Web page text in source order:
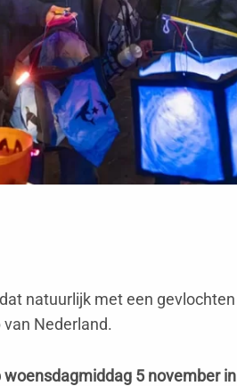
natuurlijk met een gevlochten
Nederland.
5 november